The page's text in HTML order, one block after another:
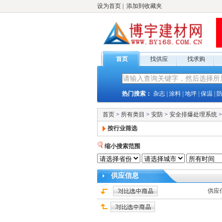
设为首页 添加到收藏夹
首页 找供应 找求购
热门搜索： 杂志 涂料 地坪 保温
首页 > 所有类目 > 安防 > 安全排爆处理系统 >
按行业筛选
缩小搜索范围
供应信息
供应